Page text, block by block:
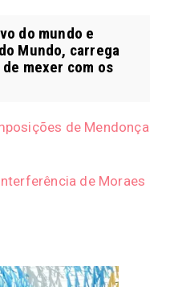
do mundo e
Mundo, carrega
mexer com os
de Mendonça
de Moraes